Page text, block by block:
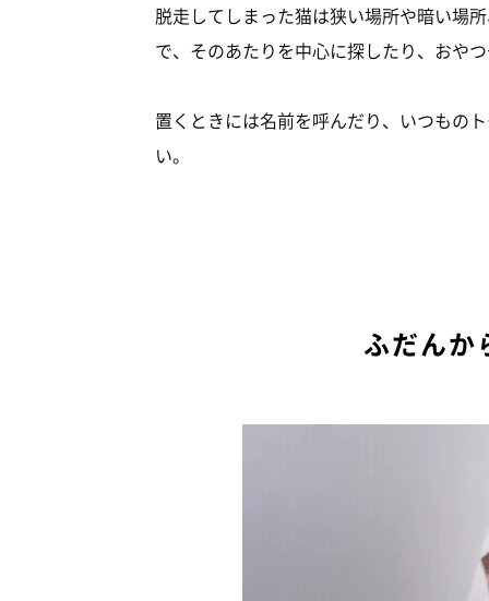
脱走してしまった猫は狭い場所や暗い場
で、そのあたりを中心に探したり、おや
置くときには名前を呼んだり、いつもの
い。
ふだんか